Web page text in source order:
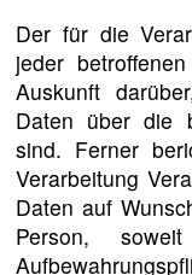
Der für die
jeder
Auskunft
Daten über die
sind. Ferner
Verarbeitung
Daten auf
Person,